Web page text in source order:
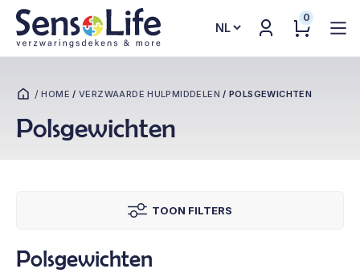
Kies
0
/ HOME /VERZWAARDE HULPMIDDELEN /POLSGEWICHTEN
Polsgewichten
TOON FILTERS
Polsgewichten